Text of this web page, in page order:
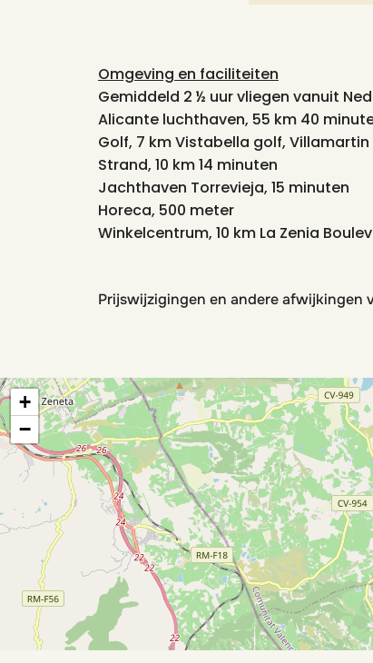
Omgeving en faciliteiten
Gemiddeld 2 ½ uur vliegen vanuit
Alicante luchthaven, 55 km 40
Golf, 7 km Vistabella golf,
Strand, 10 km 14 minuten
Jachthaven Torrevieja, 15 minuten
Horeca, 500 meter
Winkelcentrum, 10 km La Zenia
Prijswijzigingen en andere afwijkingen
+
−